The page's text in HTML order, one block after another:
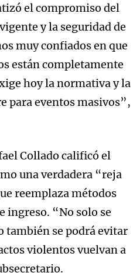
el compromiso del
y la seguridad de
muy confiados en que
están completamente
hoy la normativa y la
para eventos masivos”,
Collado calificó el
una verdadera “reja
reemplaza métodos
ingreso. “No solo se
también se podrá evitar
violentos vuelvan a